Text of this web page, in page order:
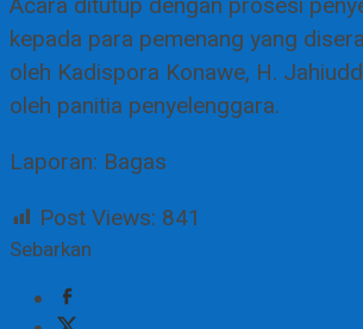
kepada para pemenang yang
oleh Kadispora Konawe, H.
oleh panitia penyelenggara.
Laporan: Bagas
Post Views: 841
Sebarkan